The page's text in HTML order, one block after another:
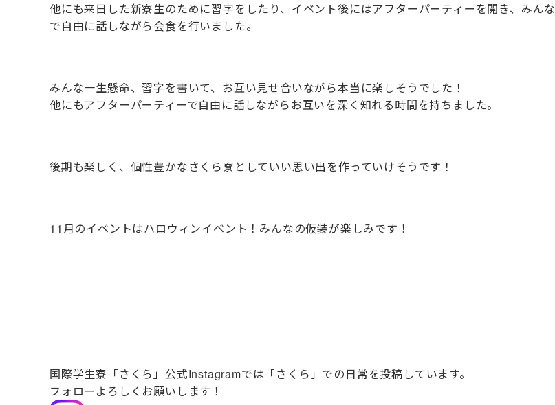
他にも来日した新寮生のために習字をしたり、イベント後にはアフターパーティーを開き、みんな
で自由に話しながら会食を行いました。
みんな一生懸命、習字を書いて、お互い見せ合いながら本当に楽しそうでした！
他にもアフターパーティーで自由に話しながらお互いを深く知れる時間を持ちました。
後期も楽しく、個性豊かなさくら寮としていい思い出を作っていけそうです！
11月のイベントはハロウィンイベント！みんなの仮装が楽しみです！
国際学生寮「さくら」公式Instagramでは「さくら」での日常を投稿しています。
フォローよろしくお願いします！